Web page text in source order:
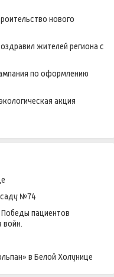
нового
жителей региона с
по оформлению
акция
саду №74
пациентов
войн.
в Белой Холунице